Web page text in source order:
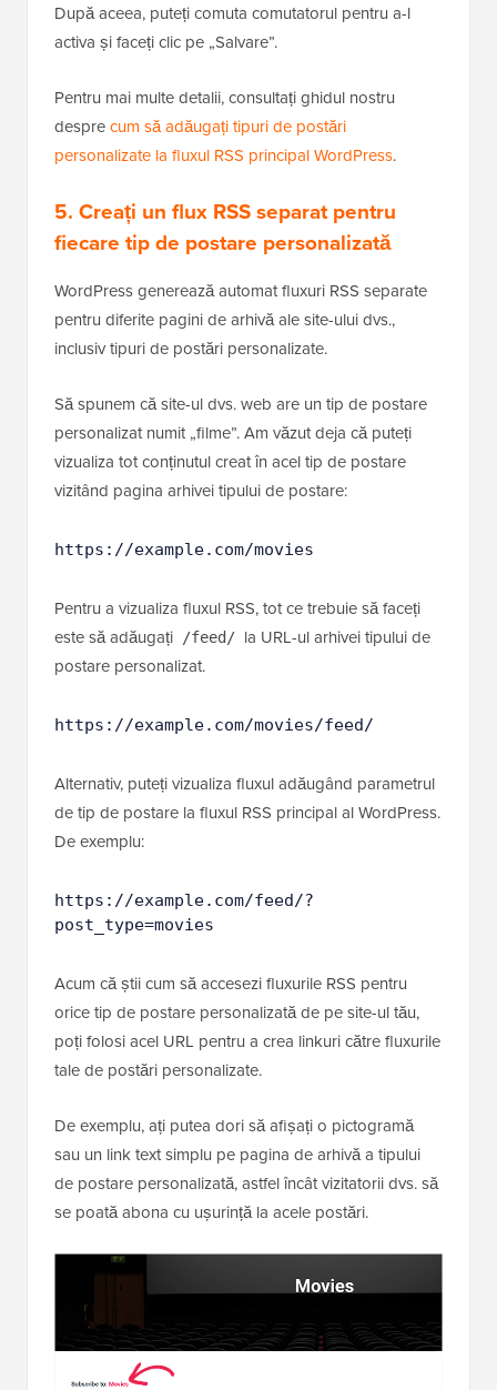
După aceea, puteți comuta comutatorul pentru a-l
activa și faceți clic pe „Salvare”.
Pentru mai multe detalii, consultați ghidul nostru
desprecum să adăugați tipuri de postări
personalizate la fluxul RSS principal WordPress.
5. Creați un flux RSS separat pentru
fiecare tip de postare personalizată
WordPress generează automat fluxuri RSS separate
pentru diferite pagini de arhivă ale site-ului dvs.,
inclusiv tipuri de postări personalizate.
Să spunem că site-ul dvs. web are un tip de postare
personalizat numit „filme”. Am văzut deja că puteți
vizualiza tot conținutul creat în acel tip de postare
vizitând pagina arhivei tipului de postare:
https://example.com/movies
Pentru a vizualiza fluxul RSS, tot ce trebuie să faceți
este să adăugați /feed/ la URL-ul arhivei tipului de
postare personalizat.
https://example.com/movies/feed/
Alternativ, puteți vizualiza fluxul adăugând parametrul
de tip de postare la fluxul RSS principal al WordPress.
De exemplu:
https://example.com/feed/?
post_type=movies
Acum că știi cum să accesezi fluxurile RSS pentru
orice tip de postare personalizată de pe site-ul tău,
poți folosi acel URL pentru a crea linkuri către fluxurile
tale de postări personalizate.
De exemplu, ați putea dori să afișați o pictogramă
sau un link text simplu pe pagina de arhivă a tipului
de postare personalizată, astfel încât vizitatorii dvs. să
se poată abona cu ușurință la acele postări.